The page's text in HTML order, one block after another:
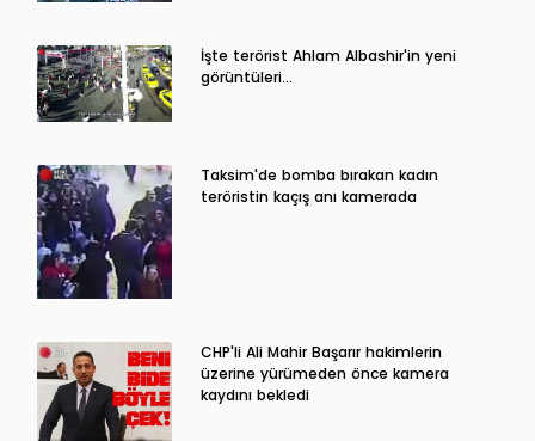
İşte terörist Ahlam Albashir'in yeni
görüntüleri…
Taksim'de bomba bırakan kadın
teröristin kaçış anı kamerada
CHP'li Ali Mahir Başarır hakimlerin
üzerine yürümeden önce kamera
kaydını bekledi